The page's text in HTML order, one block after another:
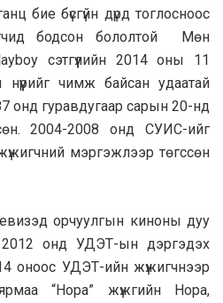
бие бүсгүйн дүрд тоглосноос
бодсон бололтой Мөн
сэтгүүлийн 2014 оны 11
чимж байсан удаатай
онд гуравдугаар сарын 20-нд
2004-2008 онд СУИС-ийг
мэргэжлээр төгссөн
орчуулгын киноны дуу
2012 онд УДЭТ-ын дэргэдэх
оноос УДЭТ-ийн жүжигчнээр
“Нора” жүжгийн Нора,